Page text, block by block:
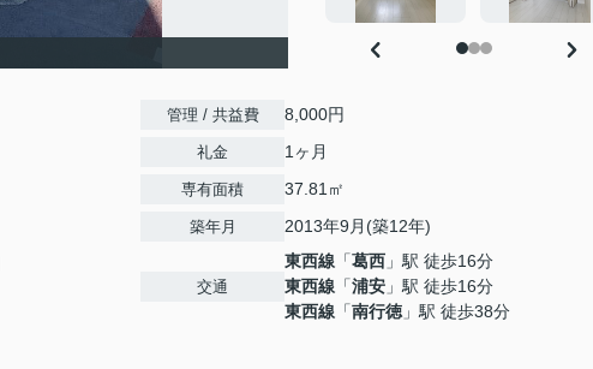
管理 / 共益費 8,000円
礼金 1ヶ月
専有面積 37.81㎡
築年月 2013年9月(築12年)
交通
東西線 「葛西 」駅 徒歩16分
東西線 「浦安 」駅 徒歩16分
東西線 「南行徳 」駅 徒歩38分